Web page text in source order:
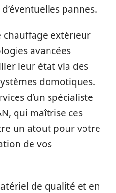
pannes.
chauffage extérieur
avancées
leur état via des
domotiques.
d’un spécialiste
qui maîtrise ces
un atout pour votre
de vos
de qualité et en